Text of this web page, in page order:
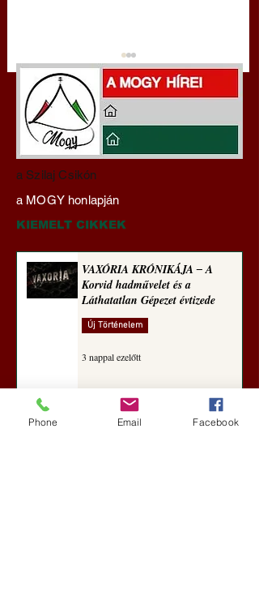
Gyimóthy Gábor
nyelvművelő gúnyvers-
sorozata (1773)
a Szilaj Csikón
a MOGY honlapján
KIEMELT CIKKEK
VAXÓRIA KRÓNIKÁJA ‒ A
Korvid hadművelet és a
Láthatatlan Gépezet évtizede
Új Történelem
3 nappal ezelőtt
Darai Lajos: Naplóbölcsességeim
Phone Email Facebook